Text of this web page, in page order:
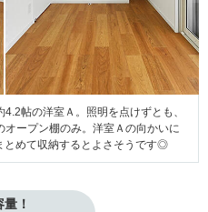
帖の洋室Ａ。照明を点けずとも、
オープン棚のみ。洋室Ａの向かいに
とめて収納するとよさそうです◎
量！